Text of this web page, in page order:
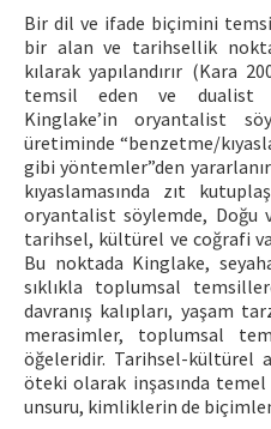
Bir dil ve ifade biçimini
bir alan ve tarihsellik
kılarak yapılandırır (Kara
temsil eden ve dualist
Kinglake’in oryantalist
üretiminde “benzetme/
gibi yöntemler”den
kıyaslamasında zıt
oryantalist söylemde, Doğu
tarihsel, kültürel ve coğrafi
Bu noktada Kinglake,
sıklıkla toplumsal
davranış kalıpları, yaşam
merasimler, toplumsal
öğeleridir. Tarihsel-kültürel
öteki olarak inşasında
unsuru, kimliklerin de